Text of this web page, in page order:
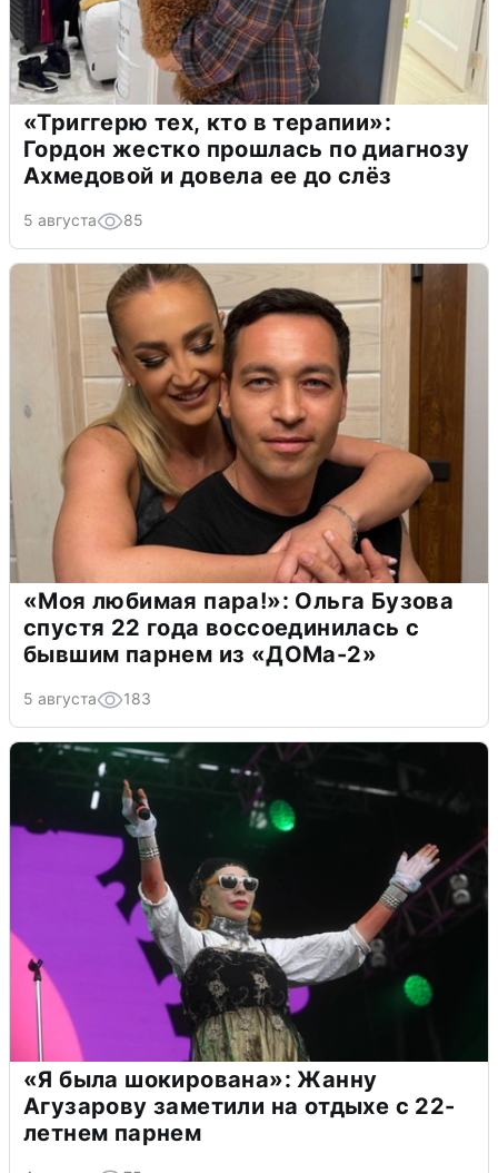
«Триггерю тех, кто в терапии»:
Гордон жестко прошлась по диагнозу
Ахмедовой и довела ее до слёз
5 августа 85
«Моя любимая пара!»: Ольга Бузова
спустя 22 года воссоединилась с
бывшим парнем из «ДОМа-2»
5 августа 183
«Я была шокирована»: Жанну
Агузарову заметили на отдыхе с 22-
летнем парнем